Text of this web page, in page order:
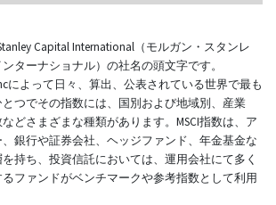
Capital International（モルガン・スタンレ
ターナショナル）の社名の頭文字です。
によって日々、算出、公表されている世界で最も
つでその指数には、国別および地域別、産業
どさまざまな種類があります。MSCI指数は、ア
銀行や証券会社、ヘッジファンド、年金基金な
持ち、投資信託においては、運用会社にて多く
ファンドがベンチマークや参考指数として利用